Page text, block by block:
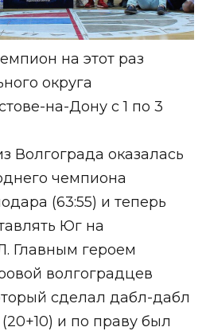
на этот раз
округа
на-Дону с 1 по 3
Волгограда оказалась
чемпиона
(63:55) и теперь
Юг на
Главным героем
волгоградцев
сделал дабл-дабл
и по праву был